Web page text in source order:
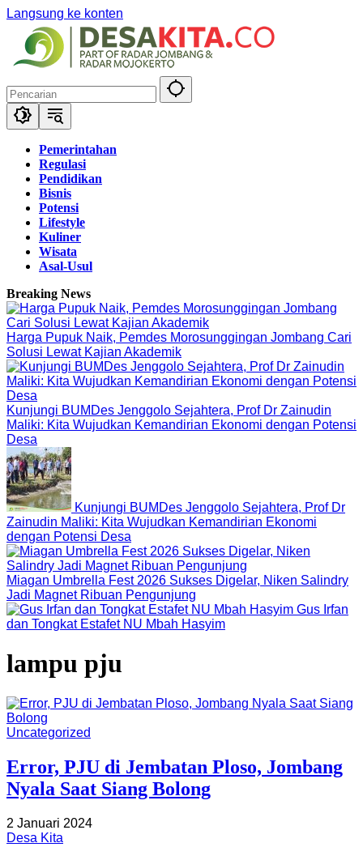
Langsung ke konten
Pemerintahan
Regulasi
Pendidikan
Bisnis
Potensi
Lifestyle
Kuliner
Wisata
Asal-Usul
Breaking News
Harga Pupuk Naik, Pemdes Morosunggingan Jombang Cari
Solusi Lewat Kajian Akademik
Kunjungi BUMDes Jenggolo Sejahtera, Prof Dr Zainudin
Maliki: Kita Wujudkan Kemandirian Ekonomi dengan Potensi
Desa
Kunjungi BUMDes Jenggolo Sejahtera, Prof Dr
Zainudin Maliki: Kita Wujudkan Kemandirian Ekonomi
dengan Potensi Desa
Miagan Umbrella Fest 2026 Sukses Digelar, Niken Salindry
Jadi Magnet Ribuan Pengunjung
Gus Irfan
dan Tongkat Estafet NU Mbah Hasyim
lampu pju
Uncategorized
Error, PJU di Jembatan Ploso, Jombang
Nyala Saat Siang Bolong
2 Januari 2024
Desa Kita